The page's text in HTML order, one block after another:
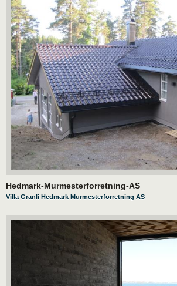
Hedmark-Murmesterforretning-AS
Villa Granli Hedmark Murmesterforretning AS